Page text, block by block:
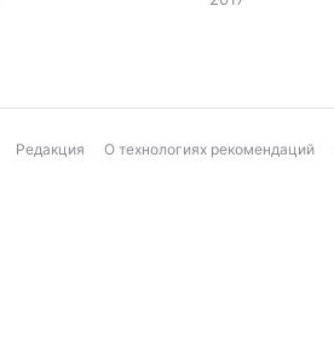
Редакция О технологиях рекомендаций